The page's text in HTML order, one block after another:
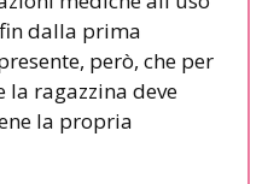
dalla prima
però, che per
ragazzina deve
la propria